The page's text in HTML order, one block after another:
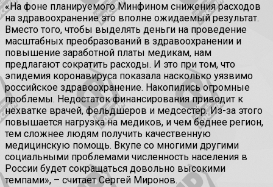
«На фоне планируемого Минфином снижения расходов
на здравоохранение это вполне ожидаемый результат.
Вместо того, чтобы выделять деньги на проведение
масштабных преобразований в здравоохранении и
повышение заработной платы медикам, нам
предлагают сократить расходы. И это при том, что
эпидемия коронавируса показала насколько уязвимо
российское здравоохранение. Накопились огромные
проблемы. Недостаток финансирования приводит к
нехватке врачей, фельдшеров и медсестёр. Из-за этого
повышается нагрузка на медиков, и чем беднее регион,
тем сложнее людям получить качественную
медицинскую помощь. Вкупе со многими другими
социальными проблемами численность населения в
России будет сокращаться довольно высокими
темпами», – считает Сергей Миронов.